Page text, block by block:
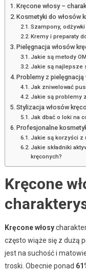
Kręcone włosy –
Kosmetyki do włosów
Szampony,
Kremy i preparaty
Pielęgnacja włosów
Jakie są metody
Jakie są najlepsze
Problemy z
Jak zniwelować
Jakie są problemy
Stylizacja włosów
Jak dbać o loki na
Profesjonalne
Jakie są korzyści z
Jakie składniki
kręconych?
Kręcone
Kręcone włosy
często wiąże się z dużą
jest na suchość i
troski. Obecnie ponad